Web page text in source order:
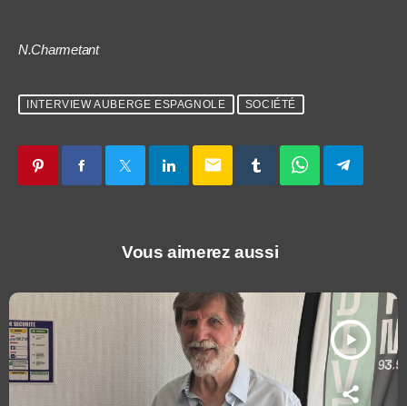
N.Charmetant
INTERVIEW AUBERGE ESPAGNOLE SOCIÉTÉ
email
Vous aimerez aussi
play_arrow